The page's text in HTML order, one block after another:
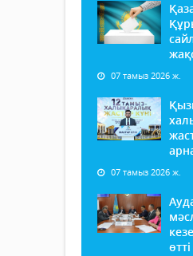
07 тамыз 2026 ж.
07 тамыз 2026 ж.
өтті